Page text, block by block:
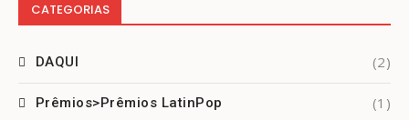
CATEGORIAS
DAQUI (2)
Prêmios>Prêmios LatinPop (1)